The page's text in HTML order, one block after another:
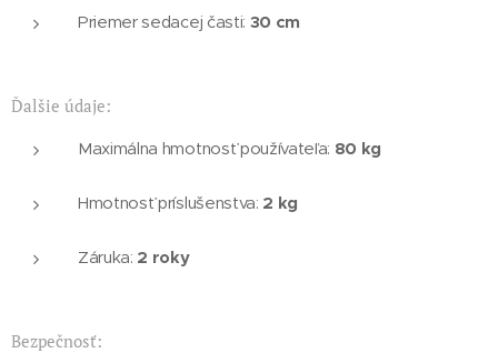
Priemer sedacej časti: 30 cm
Ďalšie údaje:
Maximálna hmotnosť používateľa: 80 kg
Hmotnosť príslušenstva: 2 kg
Záruka: 2 roky
Bezpečnosť: